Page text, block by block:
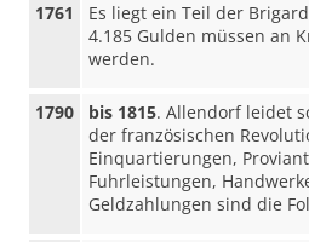
1761
Es liegt ein Teil der
4.185 Gulden müssen an
werden.
1790 bis 1815. Allendorf leidet
der französischen
Einquartierungen,
Fuhrleistungen,
Geldzahlungen sind die